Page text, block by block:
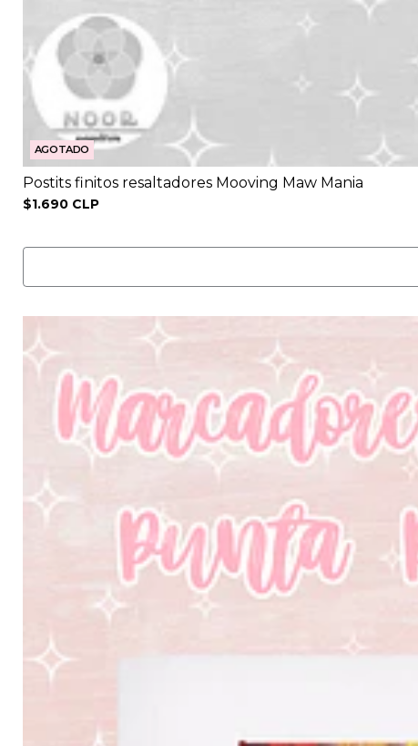
AGOTADO
Postits finitos resaltadores Mooving Maw Mania
$1.690 CLP